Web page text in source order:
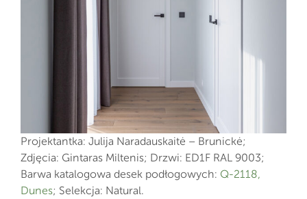
Projektantka: Julija Naradauskaitė – Brunickė;
Zdjęcia: Gintaras Miltenis; Drzwi: ED1F RAL 9003;
Barwa katalogowa desek podłogowych: Q-2118,
Dunes; Selekcja: Natural.